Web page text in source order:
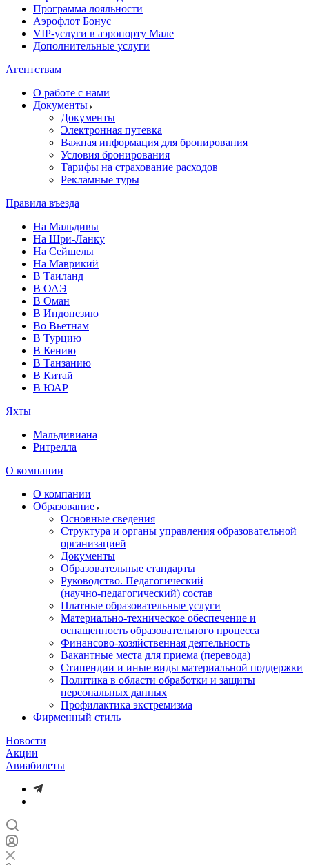
Программа лояльности
Аэрофлот Бонус
VIP-услуги в аэропорту Мале
Дополнительные услуги
Агентствам
О работе с нами
Документы
Документы
Электронная путевка
Важная информация для бронирования
Условия бронирования
Тарифы на страхование расходов
Рекламные туры
Правила въезда
На Мальдивы
На Шри-Ланку
На Сейшелы
На Маврикий
В Таиланд
В ОАЭ
В Оман
В Индонезию
Во Вьетнам
В Турцию
В Кению
В Танзанию
В Китай
В ЮАР
Яхты
Мальдивиана
Ритрелла
О компании
О компании
Образование
Основные сведения
Структура и органы управления образовательной
организацией
Документы
Образовательные стандарты
Руководство. Педагогический
(научно‑педагогический) состав
Платные образовательные услуги
Материально-техническое обеспечение и
оснащенность образовательного процесса
Финансово-хозяйственная деятельность
Вакантные места для приема (перевода)
Стипендии и иные виды материальной поддержки
Политика в области обработки и защиты
персональных данных
Профилактика экстремизма
Фирменный стиль
Новости
Акции
Авиабилеты